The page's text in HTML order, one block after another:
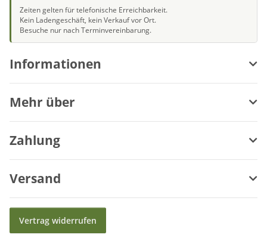
Zeiten gelten für telefonische Erreichbarkeit.
Kein Ladengeschäft, kein Verkauf vor Ort.
Besuche nur nach Terminvereinbarung.
Informationen
Mehr über
Zahlung
Versand
Vertrag widerrufen